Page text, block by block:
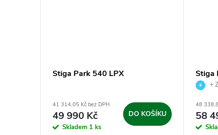
Stiga Park 540 LPX
41 314,05 Kč bez DPH
49 990 Kč
Skladem 1 ks
DO KOŠÍKU
Stiga
+
48
58